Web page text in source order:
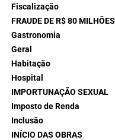
Fiscalização
FRAUDE DE R$ 80 MILHÕES
Gastronomia
Geral
Habitação
Hospital
IMPORTUNAÇÃO SEXUAL
Imposto de Renda
Inclusão
INÍCIO DAS OBRAS